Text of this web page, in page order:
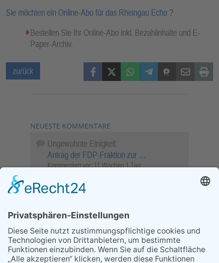
Sie möchten ein Online-Abo für das Rheingau Echo ?
Bestellen Sie Ihr Online-Abo inkl. Bezahlinhalte und E-
Paper-Archiv.
zurück FacebookX (Twitter)WhatsAppTelegramThreemaMail Print
NEUESTE KOMMENTARE
Ungewohnte Einigkeit
Antrag der FDP-Fraktion zur …
Kommentiert vor: 11 Wochen 1 Tag
Objekt …
Kommentiert vor: 26 Wochen 2 Tage
Sperrung für Wassersportler schlägt hohe
Wellen
Sperrung der Stillgewässer
Kommentiert vor:1 Jahr 50 Wochen